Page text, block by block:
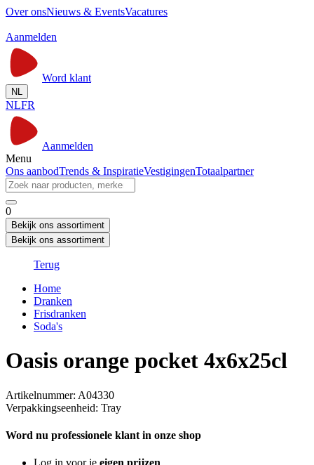
Over onsNieuws & EventsVacatures
Aanmelden
Word klant
NL
NLFR
Aanmelden
Menu
Ons aanbodTrends & InspiratieVestigingenTotaalpartner
0
Bekijk ons assortiment
Bekijk ons assortiment
Terug
Home
Dranken
Frisdranken
Soda's
Oasis orange pocket 4x6x25cl
Artikelnummer: A04330
Verpakkingseenheid: Tray
Word nu professionele klant in onze shop